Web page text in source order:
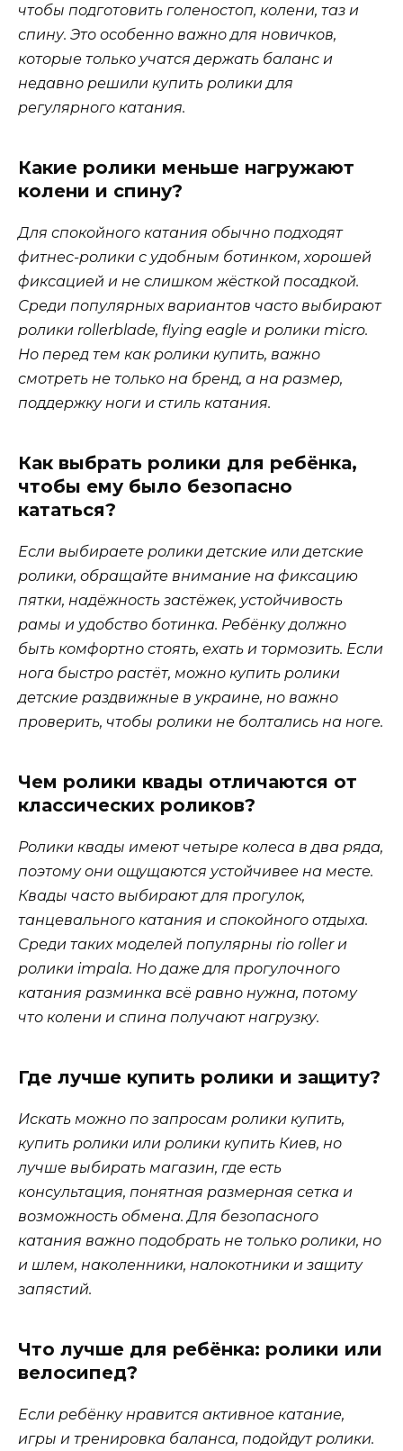
чтобы подготовить голеностоп, колени, таз и
спину. Это особенно важно для новичков,
которые только учатся держать баланс и
недавно решили купить ролики для
регулярного катания.
Какие ролики меньше нагружают
колени и спину?
Для спокойного катания обычно подходят
фитнес-ролики с удобным ботинком, хорошей
фиксацией и не слишком жёсткой посадкой.
Среди популярных вариантов часто выбирают
ролики rollerblade, flying eagle и ролики micro.
Но перед тем как ролики купить, важно
смотреть не только на бренд, а на размер,
поддержку ноги и стиль катания.
Как выбрать ролики для ребёнка,
чтобы ему было безопасно
кататься?
Если выбираете ролики детские или детские
ролики, обращайте внимание на фиксацию
пятки, надёжность застёжек, устойчивость
рамы и удобство ботинка. Ребёнку должно
быть комфортно стоять, ехать и тормозить. Если
нога быстро растёт, можно купить ролики
детские раздвижные в украине, но важно
проверить, чтобы ролики не болтались на ноге.
Чем ролики квады отличаются от
классических роликов?
Ролики квады имеют четыре колеса в два ряда,
поэтому они ощущаются устойчивее на месте.
Квады часто выбирают для прогулок,
танцевального катания и спокойного отдыха.
Среди таких моделей популярны rio roller и
ролики impala. Но даже для прогулочного
катания разминка всё равно нужна, потому
что колени и спина получают нагрузку.
Где лучше купить ролики и защиту?
Искать можно по запросам ролики купить,
купить ролики или ролики купить Киев, но
лучше выбирать магазин, где есть
консультация, понятная размерная сетка и
возможность обмена. Для безопасного
катания важно подобрать не только ролики, но
и шлем, наколенники, налокотники и защиту
запястий.
Что лучше для ребёнка: ролики или
велосипед?
Если ребёнку нравится активное катание,
игры и тренировка баланса, подойдут ролики.